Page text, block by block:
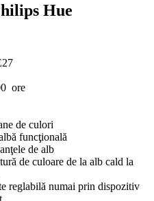
Hue
ore
de culori
funcţională
de alb
de culoare de la alb cald la
reglabilă numai prin dispozitiv